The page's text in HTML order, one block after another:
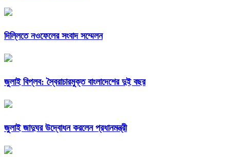
দিল্লিতে নওফেলের সংবাদ সম্মেলন
জুলাই বিপ্লব: স্বৈরাচারমুক্ত বাংলাদেশের দুই বছর
জুলাই জাদুঘর উদ্বোধন করলেন প্রধানমন্ত্রী